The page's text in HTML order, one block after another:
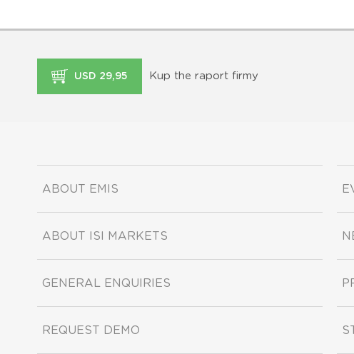
USD 29,95 Kup the raport firmy
ABOUT EMIS
ABOUT ISI MARKETS
GENERAL ENQUIRIES
REQUEST DEMO